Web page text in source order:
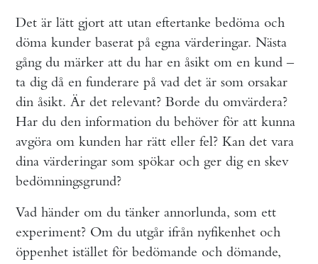
Det är lätt gjort att utan eftertanke bedöma och
döma kunder baserat på egna värderingar. Nästa
gång du märker att du har en åsikt om en kund –
ta dig då en funderare på vad det är som orsakar
din åsikt. Är det relevant? Borde du omvärdera?
Har du den information du behöver för att kunna
avgöra om kunden har rätt eller fel? Kan det vara
dina värderingar som spökar och ger dig en skev
bedömningsgrund?
Vad händer om du tänker annorlunda, som ett
experiment? Om du utgår ifrån nyfikenhet och
öppenhet istället för bedömande och dömande,